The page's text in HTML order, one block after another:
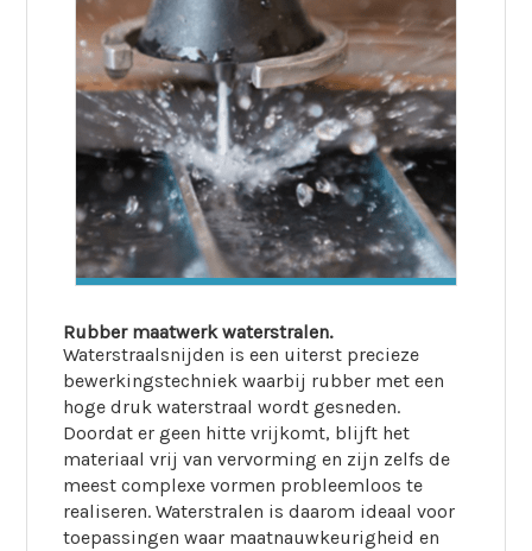
Rubber maatwerk waterstralen.
Waterstraalsnijden is een uiterst precieze
bewerkingstechniek waarbij rubber met een
hoge druk waterstraal wordt gesneden.
Doordat er geen hitte vrijkomt, blijft het
materiaal vrij van vervorming en zijn zelfs de
meest complexe vormen probleemloos te
realiseren. Waterstralen is daarom ideaal voor
toepassingen waar maatnauwkeurigheid en